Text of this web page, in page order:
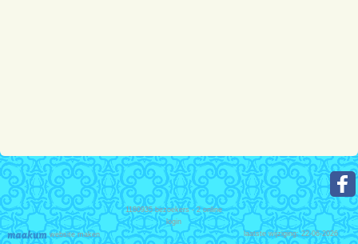
website maken
1180935bezoekers - 2 online
login
laatste wijziging: 22-06-2026